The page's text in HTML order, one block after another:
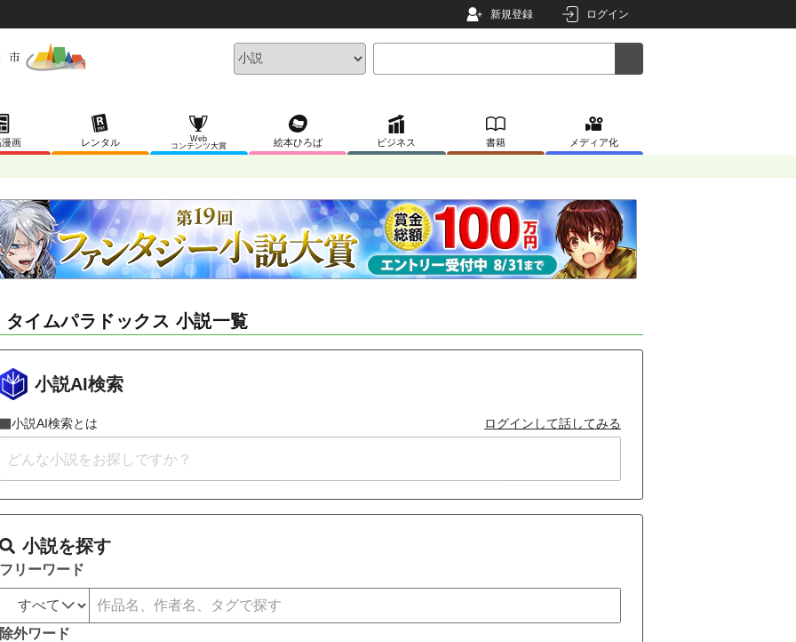
新規登録 ログイン
画 レンタル
Web
コンテンツ大賞
絵本ひろば ビジネス 書籍 メディア化
タイムパラドックス 小説一覧
小説AI検索
小説AI検索とは ログインして話してみる
小説を探す
フリーワード
除外ワード